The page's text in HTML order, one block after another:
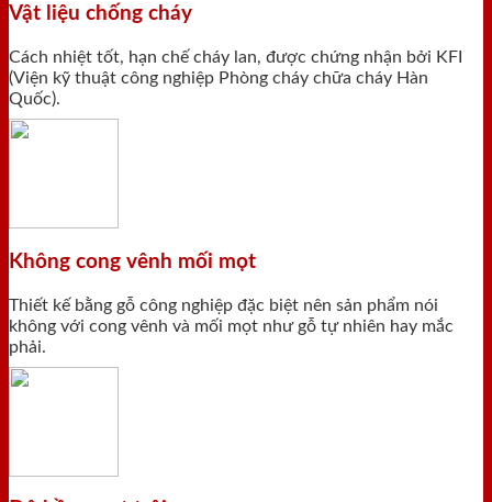
Vật liệu chống cháy
Cách nhiệt tốt, hạn chế cháy lan, được chứng nhận bởi KFI
(Viện kỹ thuật công nghiệp Phòng cháy chữa cháy Hàn
Quốc).
Không cong vênh mối mọt
Thiết kế bằng gỗ công nghiệp đặc biệt nên sản phẩm nói
không với cong vênh và mối mọt như gỗ tự nhiên hay mắc
phải.